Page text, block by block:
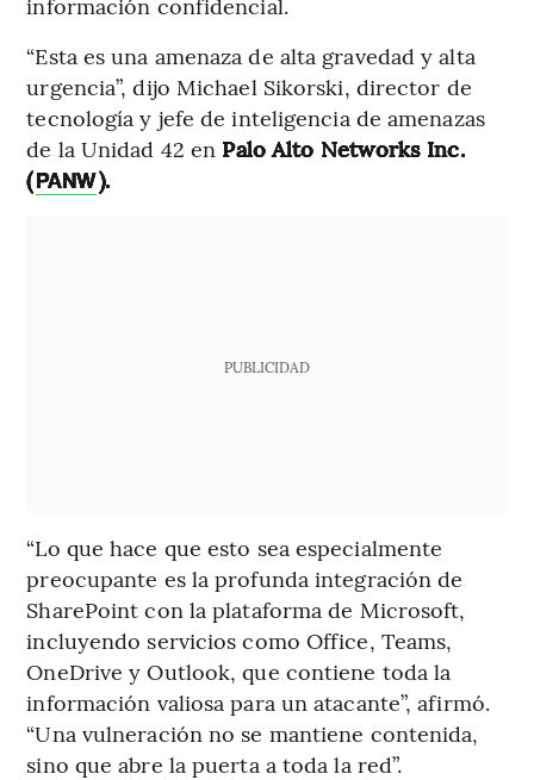
“Esta es una amenaza de alta gravedad y alta
urgencia”, dijo Michael Sikorski, director de
tecnología y jefe de inteligencia de amenazas
de la Unidad 42 en Palo Alto Networks Inc.
(PANW).
PUBLICIDAD
“Lo que hace que esto sea especialmente
preocupante es la profunda integración de
SharePoint con la plataforma de Microsoft,
incluyendo servicios como Office, Teams,
OneDrive y Outlook, que contiene toda la
información valiosa para un atacante”, afirmó.
“Una vulneración no se mantiene contenida,
sino que abre la puerta a toda la red”.